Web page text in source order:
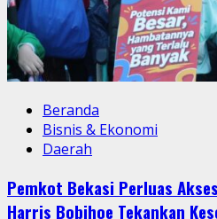
Beranda
Bisnis & Ekonomi
Daerah
Pemkot Bekasi Perluas
Harris Bobihoe Tekankan